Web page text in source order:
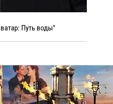
Путь воды"